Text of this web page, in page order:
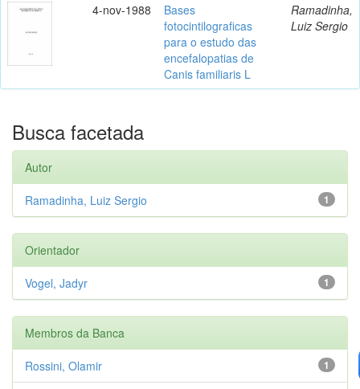
4-nov-1988
Bases
fotocintilograficas
para o estudo das
encefalopatias de
Canis familiaris L
Ramadinha,
Luiz Sergio
Busca facetada
Autor
1
Ramadinha, Luiz Sergio
Orientador
1
Vogel, Jadyr
Membros da Banca
1
Rossini, Olamir